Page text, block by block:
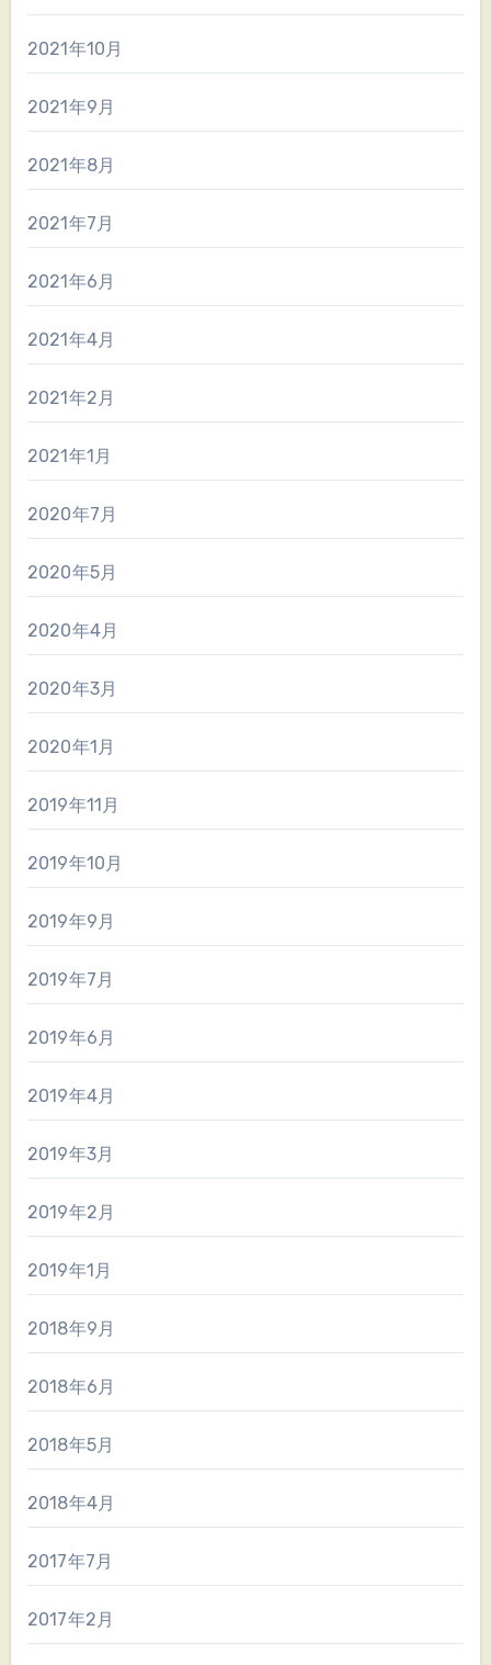
2021年10月
2021年9月
2021年8月
2021年7月
2021年6月
2021年4月
2021年2月
2021年1月
2020年7月
2020年5月
2020年4月
2020年3月
2020年1月
2019年11月
2019年10月
2019年9月
2019年7月
2019年6月
2019年4月
2019年3月
2019年2月
2019年1月
2018年9月
2018年6月
2018年5月
2018年4月
2017年7月
2017年2月